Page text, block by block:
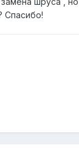
Спасибо!